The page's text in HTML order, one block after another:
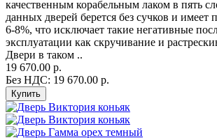
качественным корабельным лаком в пять
данных дверей берется без сучков и имеет
6-8%, что исключает такие негативные
эксплуатации как скручивание и
Двери в таком ..
19 670.00 р.
Без НДС: 19 670.00 р.